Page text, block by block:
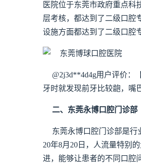
医院位于东莞市政府重点科
层考核，都达到了二级口腔
设施方面都达到了二级口腔
@2j3d**4d4g用户评价：
牙时就发现前牙比较龅，嘴
二、东莞永博口腔门诊部
东莞永博口腔门诊部是行
20年8月20日，人流量特别
进，能够让患者的不同口腔